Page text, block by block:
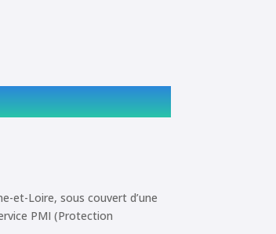
et-Loire, sous couvert d’une
PMI (Protection